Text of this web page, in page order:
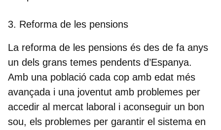
3. Reforma de les pensions
La reforma de les pensions és des de fa anys
un dels grans temes pendents d’Espanya.
Amb una població cada cop amb edat més
avançada i una joventut amb problemes per
accedir al mercat laboral i aconseguir un bon
sou, els problemes per garantir el sistema en